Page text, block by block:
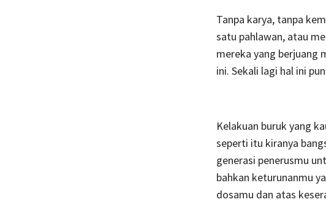
Tanpa karya, tanpa
satu pahlawan, atau
mereka yang berjuang
ini. Sekali lagi hal ini
Kelakuan buruk yang
seperti itu kiranya
generasi penerusmu
bahkan keturunanmu
dosamu dan atas